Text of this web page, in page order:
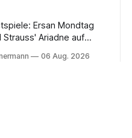
Ersan Mondtag
Strauss' Ariadne auf
mit Opernklassik.
06 Aug. 2026